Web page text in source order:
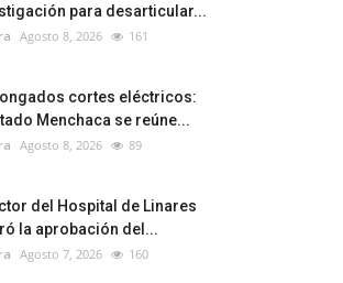
para desarticular...
Agosto 8, 2026 161
cortes eléctricos:
Menchaca se reúne...
Agosto 8, 2026 89
del Hospital de Linares
la aprobación del...
Agosto 7, 2026 160